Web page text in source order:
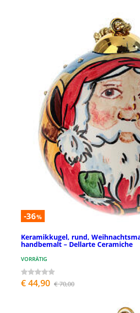
-36%
Keramikkugel, rund,
handbemalt – Dellarte Ceramiche
VORRÄTIG
€ 44,90 € 70,00